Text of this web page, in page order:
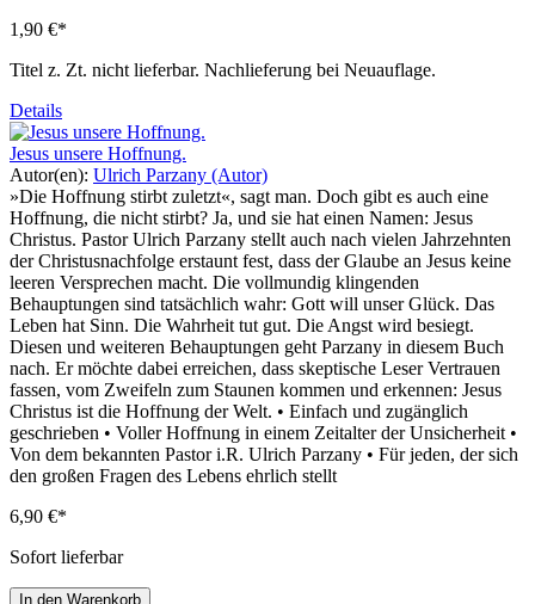
1,90 €*
Titel z. Zt. nicht lieferbar. Nachlieferung bei Neuauflage.
Details
Jesus unsere Hoffnung.
Autor(en): Ulrich Parzany (Autor)
»Die Hoffnung stirbt zuletzt«, sagt man. Doch gibt es auch eine
Hoffnung, die nicht stirbt? Ja, und sie hat einen Namen: Jesus
Christus. Pastor Ulrich Parzany stellt auch nach vielen Jahrzehnten
der Christusnachfolge erstaunt fest, dass der Glaube an Jesus keine
leeren Versprechen macht. Die vollmundig klingenden
Behauptungen sind tatsächlich wahr: Gott will unser Glück. Das
Leben hat Sinn. Die Wahrheit tut gut. Die Angst wird besiegt.
Diesen und weiteren Behauptungen geht Parzany in diesem Buch
nach. Er möchte dabei erreichen, dass skeptische Leser Vertrauen
fassen, vom Zweifeln zum Staunen kommen und erkennen: Jesus
Christus ist die Hoffnung der Welt. • Einfach und zugänglich
geschrieben • Voller Hoffnung in einem Zeitalter der Unsicherheit •
Von dem bekannten Pastor i.R. Ulrich Parzany • Für jeden, der sich
den großen Fragen des Lebens ehrlich stellt
6,90 €*
Sofort lieferbar
In den Warenkorb